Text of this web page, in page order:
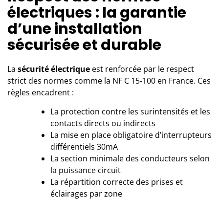
électriques : la garantie
d’une installation
sécurisée et durable
La sécurité électrique est renforcée par le respect
strict des normes comme la NF C 15-100 en France. Ces
règles encadrent :
La protection contre les surintensités et les
contacts directs ou indirects
La mise en place obligatoire d’interrupteurs
différentiels 30mA
La section minimale des conducteurs selon
la puissance circuit
La répartition correcte des prises et
éclairages par zone